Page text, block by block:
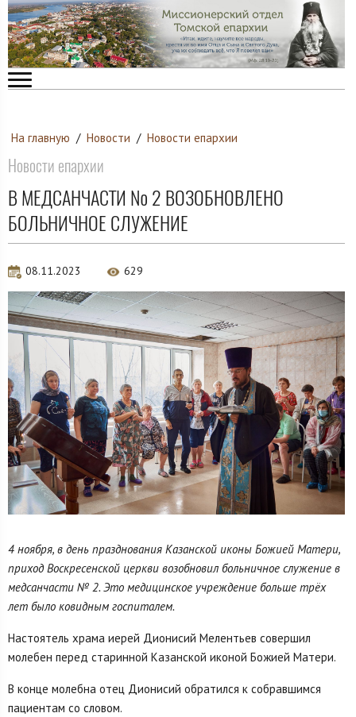
На главную / Новости / Новости епархии
Новости епархии
В МЕДСАНЧАСТИ № 2 ВОЗОБНОВЛЕНО
БОЛЬНИЧНОЕ СЛУЖЕНИЕ
08.11.2023 629
4 ноября, в день празднования Казанской иконы Божией Матери,
приход Воскресенской церкви возобновил больничное служение в
медсанчасти № 2. Это медицинское учреждение больше трёх
лет было ковидным госпиталем.
Настоятель храма иерей Дионисий Мелентьев совершил
молебен перед старинной Казанской иконой Божией Матери.
В конце молебна отец Дионисий обратился к собравшимся
пациентам со словом.